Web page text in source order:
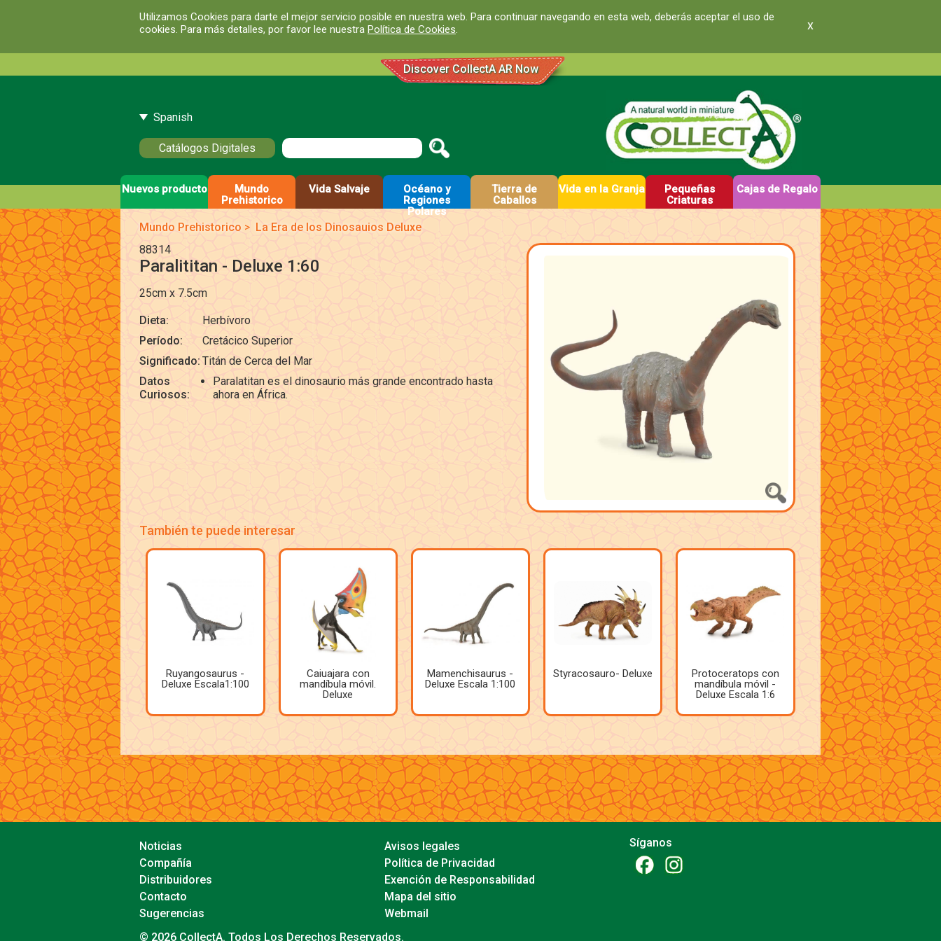
Utilizamos Cookies para darte el mejor servicio posible en nuestra web. Para continuar navegando en esta web, deberás aceptar el uso de
cookies. Para más detalles, por favor lee nuestra Política de Cookies. x
Discover CollectA AR Now
Spanish
Catálogos Digitales
Nuevos producto
Mundo
Prehistorico
Vida Salvaje
Océano y
Regiones
Polares
Tierra de
Caballos
Vida en la Granja
Pequeñas
Criaturas
Cajas de Regalo
Mundo Prehistorico > La Era de los Dinosauios Deluxe
88314
Paralititan - Deluxe 1:60
25cm x 7.5cm
Dieta:
Herbívoro
Período:
Cretácico Superior
Significado: Titán de Cerca del Mar
Datos
Curiosos:
Paralatitan es el dinosaurio más grande encontrado hasta
ahora en África.
También te puede interesar
Ruyangosaurus -
Deluxe Escala1:100
Caiuajara con
mandíbula móvil.
Deluxe
Mamenchisaurus -
Deluxe Escala 1:100
Styracosauro- Deluxe
Protoceratops con
mandíbula móvil -
Deluxe Escala 1:6
Noticias
Compañía
Distribuidores
Contacto
Sugerencias
Avisos legales
Política de Privacidad
Exención de Responsabilidad
Mapa del sitio
Webmail
Síganos
© 2026 CollectA. Todos Los Derechos Reservados.